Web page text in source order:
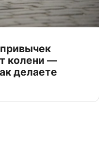
колени —
делаете